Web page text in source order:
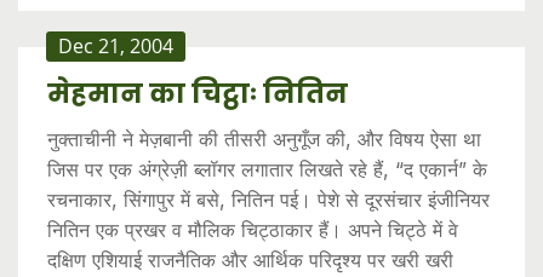
Dec 21, 2004
मेहमान का चिट्ठाः नितिन
नुक्ताचीनी ने मेज़बानी की तीसरी अनुगूँज की, और विषय ऐसा था
जिस पर एक अंग्रेज़ी ब्लॉगर लगातार लिखते रहे हैं, “द एकार्न” के
रचनाकार, सिंगापुर में बसे, नितिन पई। पेशे से दूरसंचार इंजीनियर
नितिन एक प्रखर व मौलिक चिट्ठाकार हैं। अपने चिट्ठे में वे
दक्षिण‍ एशियाई राजनैतिक और आर्थिक परिदृश्य पर खरी खरी